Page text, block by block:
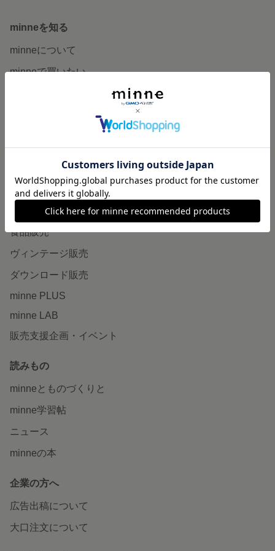
minneを知る
minneについて
minneで買いたい
作品販売について
minneで売りたい
食品販売
ヴィンテージ販売
ダウンロード販売
minne PLUS
minne LAB
販売支援企画・イベント
読みもの
minneとものづくりと
minne学習帖
ニュース
minneの本
企業の方へ
広告出稿について
大口注文について